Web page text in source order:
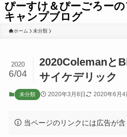
ぴーすけ＆ぴーごろー
キャンプブログ
ホーム 未分類
2020Colemanと
サイケデリック
2020
6/04
未分類 2020年3月8日 2020年6月4
当ページのリンクには広告が含